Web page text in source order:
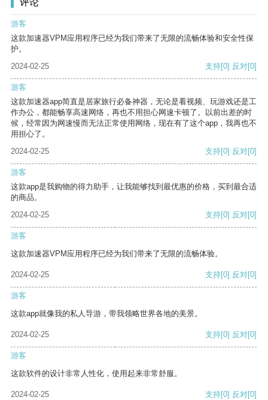
评论
游客
这款加速器VPM应用程序已经为我们带来了无限的流畅体验和安全性保
护。
2024-02-25
支持[0] 反对[0]
游客
这款加速器app简直是居家旅行必备神器，无论是看视频、玩游戏还是工
作办公，都能畅享高速网络，再也不用担心网速卡顿了。以前出差的时
候，经常因为网速慢而无法正常使用网络，现在有了这个app，我再也不
用担心了。
2024-02-25
支持[0] 反对[0]
游客
这款app是我购物的得力助手，让我能够找到最优惠的价格，买到最合适
的商品。
2024-02-25
支持[0] 反对[0]
游客
这款加速器VPM应用程序已经为我们带来了无限的流畅体验。
2024-02-25 支持[0] 反对[0]
游客
这款app就像我的私人导游，带我领略世界各地的美景。
2024-02-25 支持[0] 反对[0]
游客
这款软件的设计非常人性化，使用起来非常舒服。
2024-02-25 支持[0] 反对[0]